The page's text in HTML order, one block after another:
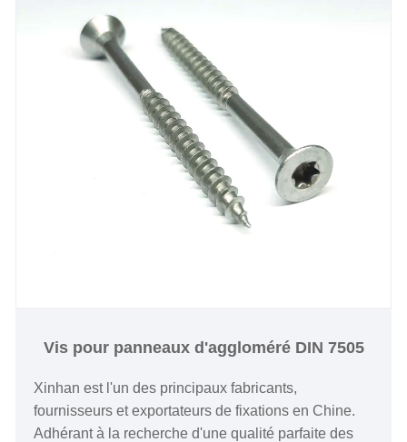
Vis pour panneaux d'aggloméré DIN 7505
Xinhan est l'un des principaux fabricants,
fournisseurs et exportateurs de fixations en Chine.
Adhérant à la recherche d'une qualité parfaite des